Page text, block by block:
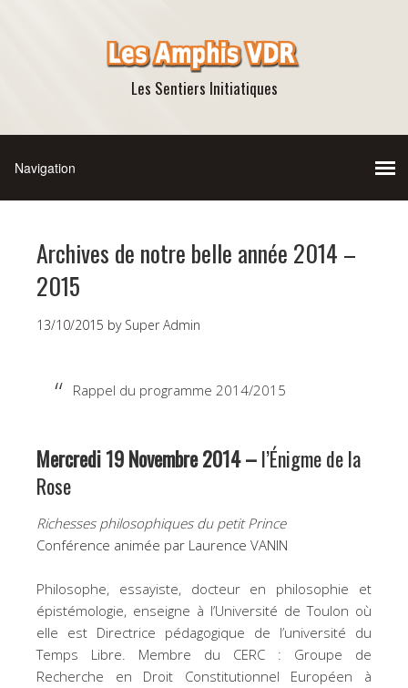
Les Sentiers Initiatiques
Archives de notre belle année 2014 –
2015
13/10/2015 by Super Admin
Rappel du programme 2014/2015
Mercredi 19 Novembre 2014 –l’Énigme de la
Rose
Richesses philosophiques du petit Prince
Conférence animée par Laurence VANIN
Philosophe, essayiste, docteur en philosophie et
épistémologie, enseigne à l’Université de Toulon où
elle est Directrice pédagogique de l’université du
Temps Libre. Membre du CERC : Groupe de
Recherche en Droit Constitutionnel Européen à